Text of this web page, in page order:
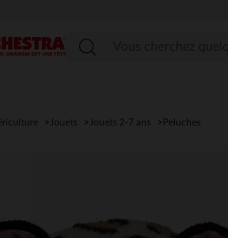
Jouets Jouets 2-7 ans Peluches